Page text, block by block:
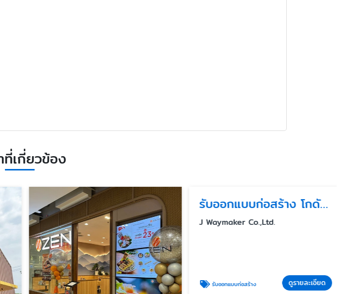
เกี่ยวข้อง
รับออกแบบก่อสร้าง โกดัง โรงงาน ครัวกลางแบบครบวงจร
J Waymaker Co.,Ltd.
รับออกแบบก่อสร้าง ดูรายละเอียด